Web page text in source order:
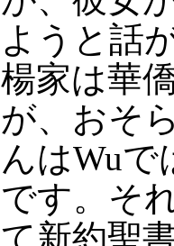
ようと話
楊家は華
が、おそ
んはWuで
です。そ
て新約聖